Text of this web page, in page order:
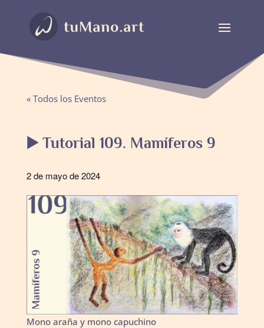
« Todos los Eventos
▶️ Tutorial 109. Mamíferos 9
2 de mayo de 2024
Mono araña y mono capuchino